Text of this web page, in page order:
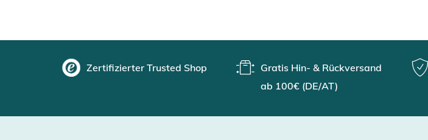
Zertifizierter Trusted Shop
Gratis Hin- & Rückversand
ab 100€ (DE/AT)